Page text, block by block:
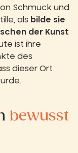
Schmuck und
als bilde sie
der Kunst
ist ihre
des
dieser Ort
bewusst